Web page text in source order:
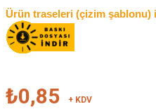
Ürün traseleri (çizim şablonu)
₺0,85 + KDV